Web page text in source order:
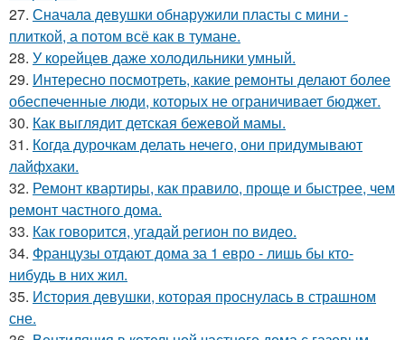
27. Сначала девушки обнаружили пласты с мини -
плиткой, а потом всё как в тумане.
28. У корейцев даже холодильники умный.
29. Интересно посмотреть, какие ремонты делают более
обеспеченные люди, которых не ограничивает бюджет.
30. Как выглядит детская бежевой мамы.
31. Когда дурочкам делать нечего, они придумывают
лайфхаки.
32. Ремонт квартиры, как правило, проще и быстрее, чем
ремонт частного дома.
33. Как говорится, угадай регион по видео.
34. Французы отдают дома за 1 евро - лишь бы кто-
нибудь в них жил.
35. История девушки, которая проснулась в страшном
сне.